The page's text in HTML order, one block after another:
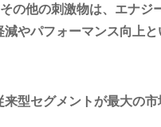
の他の刺激物は、エナ
やパフォーマンス向上
型セグメントが最大の市